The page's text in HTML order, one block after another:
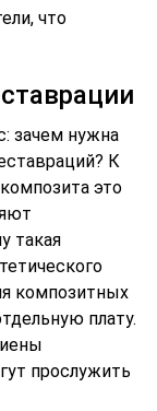
что
зачем нужна
К
это
такая
композитных
плату.
прослужить